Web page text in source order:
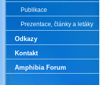
Publikace
Prezentace‚ články a letáky
Odkazy
Kontakt
Amphibia Forum